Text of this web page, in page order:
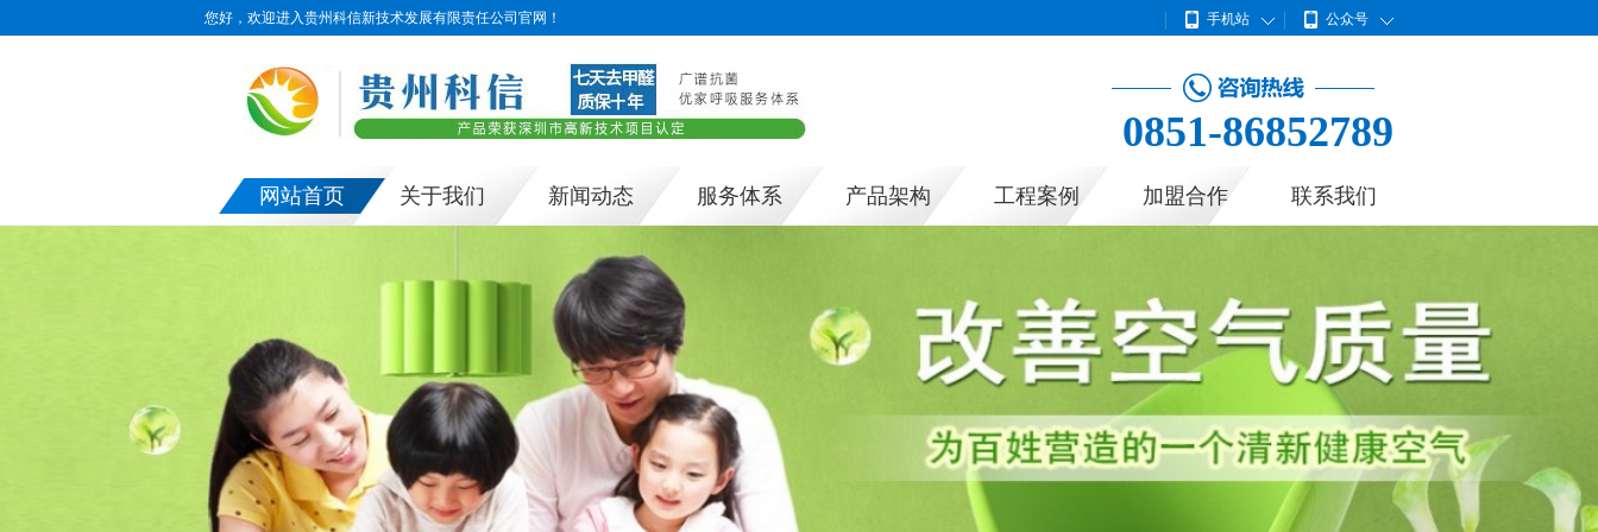
您好，欢迎进入贵州科信新技术发展有限责任公司官网！ 手机站 公众号
0851-86852789
网站首页 关于我们 新闻动态 服务体系 产品架构 工程案例 加盟合作 联系我们